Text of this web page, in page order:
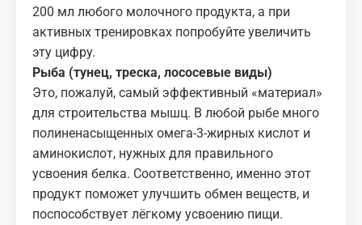
200 мл любого молочного продукта, а при
активных тренировках попробуйте увеличить
эту цифру.
Рыба (тунец, треска, лососевые виды)
Это, пожалуй, самый эффективный «материал»
для строительства мышц. В любой рыбе много
полиненасыщенных омега-3-жирных кислот и
аминокислот, нужных для правильного
усвоения белка. Соответственно, именно этот
продукт поможет улучшить обмен веществ, и
поспособствует лёгкому усвоению пищи.